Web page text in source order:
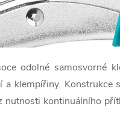
odolné samosvorné
klempířiny.
nutnosti kontinuálního